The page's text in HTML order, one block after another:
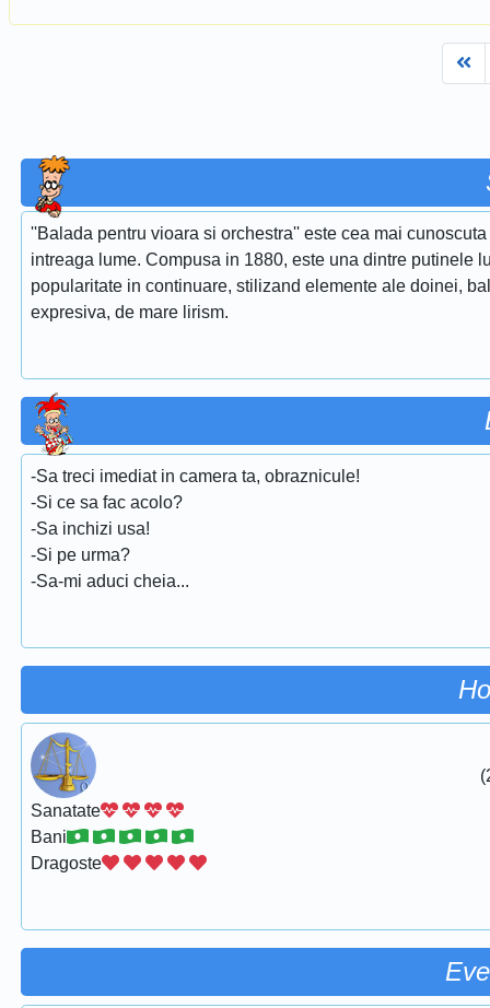
''Balada pentru vioara si orchestra'' este cea mai
intreaga lume. Compusa in 1880, este una dintre putinele
popularitate in continuare, stilizand elemente ale doinei,
expresiva, de mare lirism.
-Sa treci imediat in camera ta, obraznicule!
-Si ce sa fac acolo?
-Sa inchizi usa!
-Si pe urma?
-Sa-mi aduci cheia...
Sanatate
Bani
Dragoste